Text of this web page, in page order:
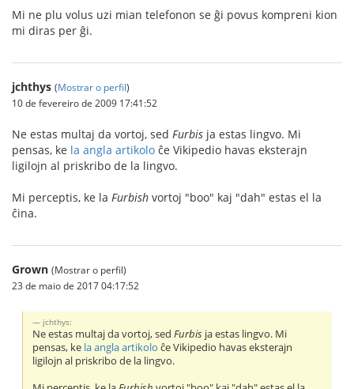
Mi ne plu volus uzi mian telefonon se ĝi povus kompreni kion
mi diras per ĝi.
jchthys (Mostrar o perfil)
10 de fevereiro de 2009 17:41:52
Ne estas multaj da vortoj, sed Furbis ja estas lingvo. Mi
pensas, ke la angla artikolo ĉe Vikipedio havas eksterajn
ligilojn al priskribo de la lingvo.
Mi perceptis, ke la Furbish vortoj "boo" kaj "dah" estas el la
ĉina.
Grown (Mostrar o perfil)
23 de maio de 2017 04:17:52
jchthys:
Ne estas multaj da vortoj, sedFurbis ja estas lingvo. Mi
pensas, ke la angla artikolo ĉe Vikipedio havas eksterajn
ligilojn al priskribo de la lingvo.